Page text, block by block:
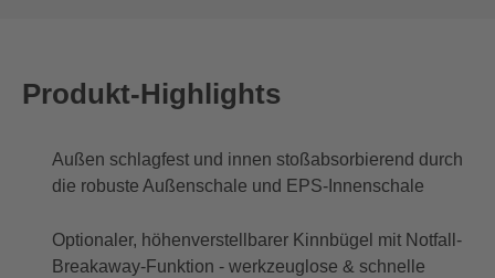
Produkt-Highlights
Außen schlagfest und innen stoßabsorbierend durch
die robuste Außenschale und EPS-Innenschale
Optionaler, höhenverstellbarer Kinnbügel mit Notfall-
Breakaway-Funktion - werkzeuglose & schnelle